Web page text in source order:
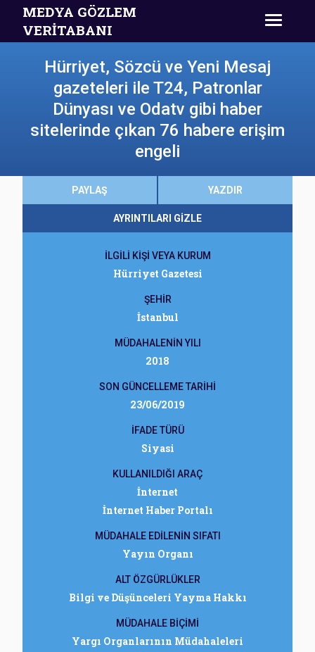
MEDYA GÖZLEM
VERİTABANI
Hürriyet, Sözcü ve Yeni Mesaj
gazeteleri ile T24, Patronlar
Dünyası ve Odatv gibi haber
sitelerinde çıkan 76 habere erişim
engeli
PAYLAŞ YAZDIR
AYRINTILARI GİZLE
İLGİLİ KİŞİ VEYA KURUM
Hürriyet Gazetesi
ŞEHİR
İstanbul
MÜDAHALENİN YILI
2018
SON GÜNCELLEME TARİHİ
23/06/2019
İFADE TÜRÜ
Siyasi
KULLANILDIĞI ARAÇ
İnternet
İnternet Haber Portalı
MÜDAHALE EDİLENİN SIFATI
Yayın Organı
ALT ÖZGÜRLÜKLER
Bilgi ve Düşünceleri Yayma Hakkı
MÜDAHALE BİÇİMİ
Yargı Organlarının Müdahaleleri